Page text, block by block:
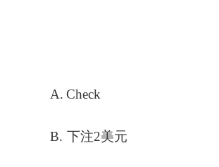
A. Check
B. 下注2美元